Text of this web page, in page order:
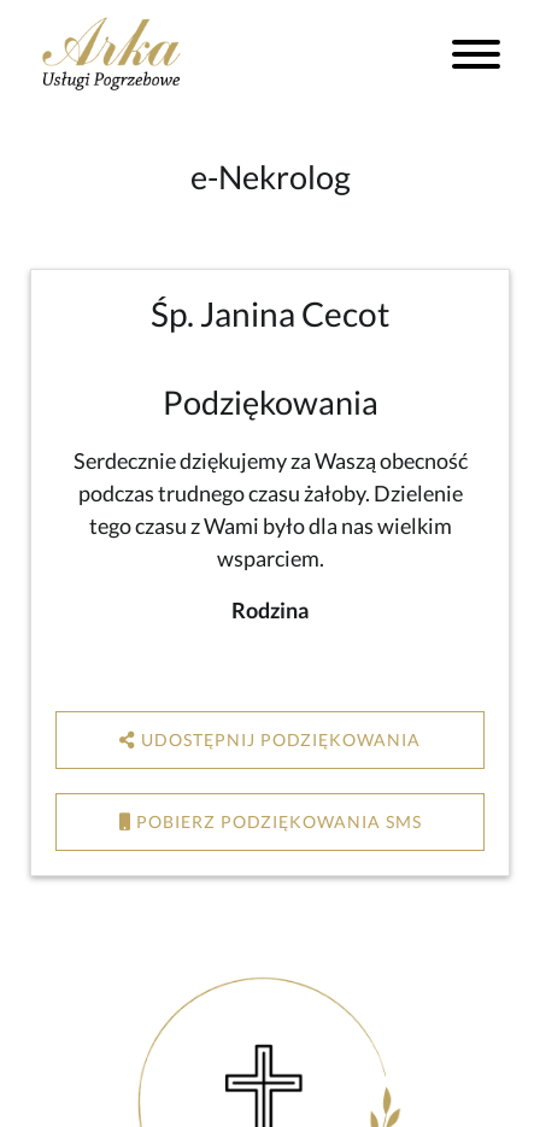
e-Nekrolog
Śp. Janina Cecot
Podziękowania
Serdecznie dziękujemy za Waszą obecność
podczas trudnego czasu żałoby. Dzielenie
tego czasu z Wami było dla nas wielkim
wsparciem.
Rodzina
UDOSTĘPNIJ PODZIĘKOWANIA
POBIERZ PODZIĘKOWANIA SMS